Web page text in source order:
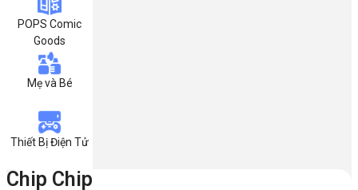
POPS Comic
Goods
Mẹ và Bé
Thiết Bị Điện Tử
Chip Chip